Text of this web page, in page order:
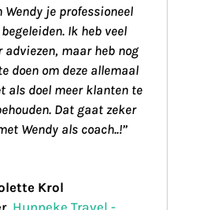
je professioneel
Ik heb veel
adviezen, maar heb nog
doen om deze allemaal
als doel meer klanten te
Dat gaat zeker
Wendy als coach..!”
Krol
, Hunneke Travel -